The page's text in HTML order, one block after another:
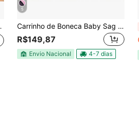
5
Carrinho de Boneca Baby Sag Luxo Coração com porta objeto 74cm
R$149,87
Envio Nacional 4-7 dias